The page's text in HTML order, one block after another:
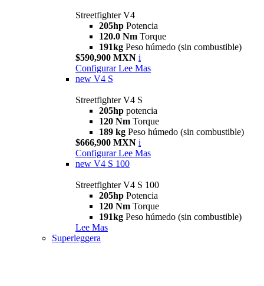
Streetfighter V4
205hp Potencia
120.0 Nm Torque
191kg Peso húmedo (sin combustible)
$590,900 MXN i
Configurar Lee Mas
new V4 S
Streetfighter V4 S
205hp potencia
120 Nm Torque
189 kg Peso húmedo (sin combustible)
$666,900 MXN i
Configurar Lee Mas
new V4 S 100
Streetfighter V4 S 100
205hp Potencia
120 Nm Torque
191kg Peso húmedo (sin combustible)
Lee Mas
Superleggera